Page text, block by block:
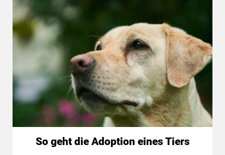
So geht die Adoption eines Tiers